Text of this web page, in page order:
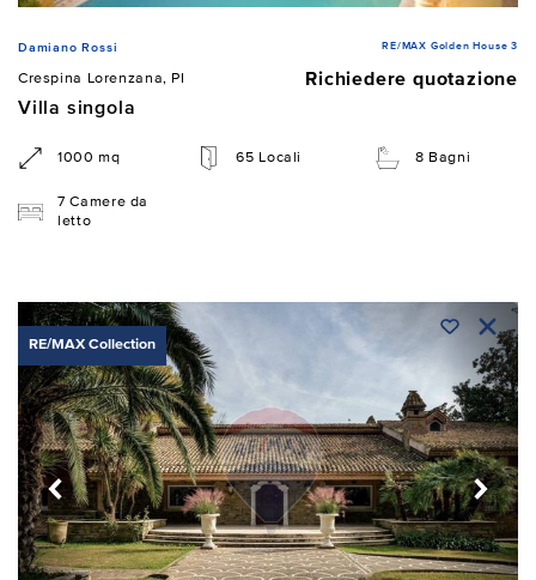
Damiano Rossi RE/MAX Golden House 3
Crespina Lorenzana, PI
Richiedere quotazione
Villa singola
1000 mq 65 Locali 8 Bagni
7 Camere da
letto
RE/MAX Collection